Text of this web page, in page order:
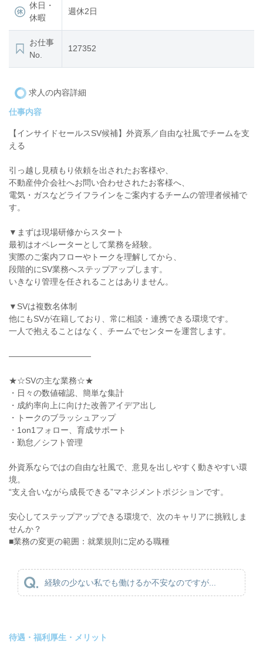
休日・
休暇
週休2日
お仕事
No.
127352
求人の内容詳細
仕事内容
【インサイドセールスSV候補】外資系／自由な社風でチームを支
える
引っ越し見積もり依頼を出されたお客様や、
不動産仲介会社へお問い合わせされたお客様へ、
電気・ガスなどライフラインをご案内するチームの管理者候補で
す。
▼まずは現場研修からスタート
最初はオペレーターとして業務を経験。
実際のご案内フローやトークを理解してから、
段階的にSV業務へステップアップします。
いきなり管理を任されることはありません。
▼SVは複数名体制
他にもSVが在籍しており、常に相談・連携できる環境です。
一人で抱えることはなく、チームでセンターを運営します。
――――――――――
★☆SVの主な業務☆★
・日々の数値確認、簡単な集計
・成約率向上に向けた改善アイデア出し
・トークのブラッシュアップ
・1on1フォロー、育成サポート
・勤怠／シフト管理
外資系ならではの自由な社風で、意見を出しやすく動きやすい環
境。
“支え合いながら成長できる”マネジメントポジションです。
安心してステップアップできる環境で、次のキャリアに挑戦しま
せんか？
■業務の変更の範囲：就業規則に定める職種
経験の少ない私でも働けるか不安なのですが...
待遇・福利厚生・メリット